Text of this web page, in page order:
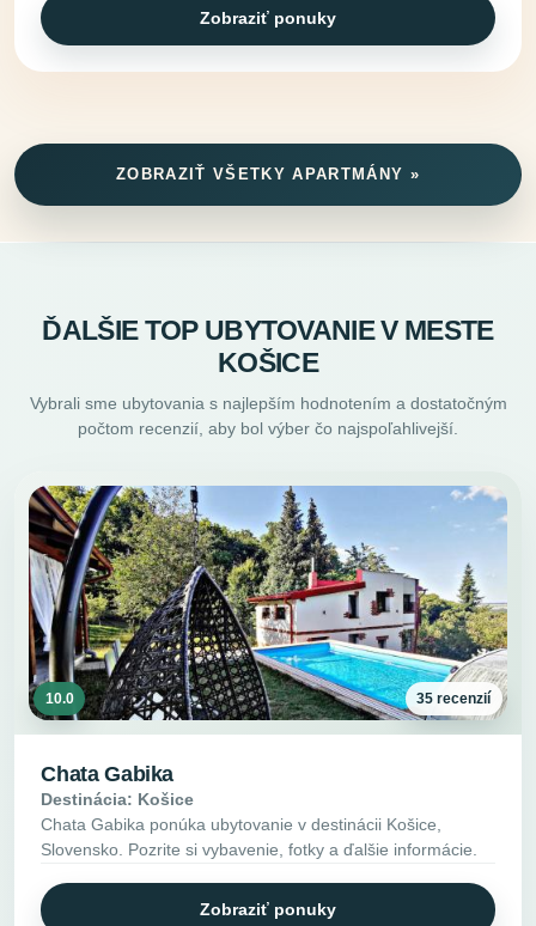
Zobraziť ponuky
ZOBRAZIŤ VŠETKY APARTMÁNY »
ĎALŠIE TOP UBYTOVANIE V MESTE
KOŠICE
Vybrali sme ubytovania s najlepším hodnotením a dostatočným
počtom recenzií, aby bol výber čo najspoľahlivejší.
10.0 35 recenzií
Chata Gabika
Destinácia: Košice
Chata Gabika ponúka ubytovanie v destinácii Košice,
Slovensko. Pozrite si vybavenie, fotky a ďalšie informácie.
Zobraziť ponuky